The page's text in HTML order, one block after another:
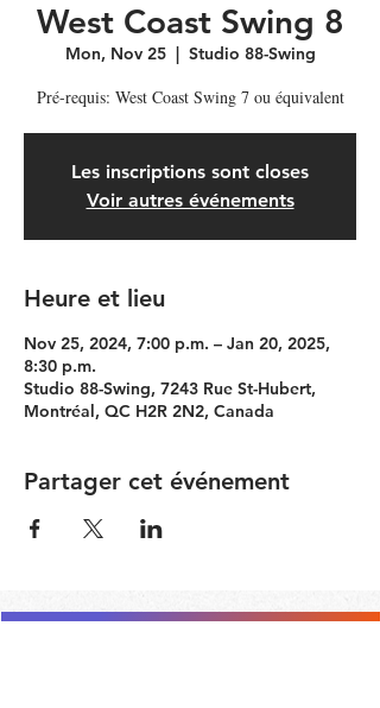
West Coast Swing 8
Mon, Nov 25
  |
Studio 88-Swing
Pré-requis: West Coast Swing 7 ou équivalent
Les inscriptions sont closes
Voir autres événements
Heure et lieu
Nov 25, 2024, 7:00 p.m. – Jan 20, 2025,
8:30 p.m.
Studio 88-Swing, 7243 Rue St-Hubert,
Montréal, QC H2R 2N2, Canada
Partager cet événement